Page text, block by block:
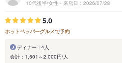
10代後半/女性・来店日：2026/07/28
5.0
ホットペッパーグルメで予約
ディナー | 4人
会計：1,501～2,000円/人